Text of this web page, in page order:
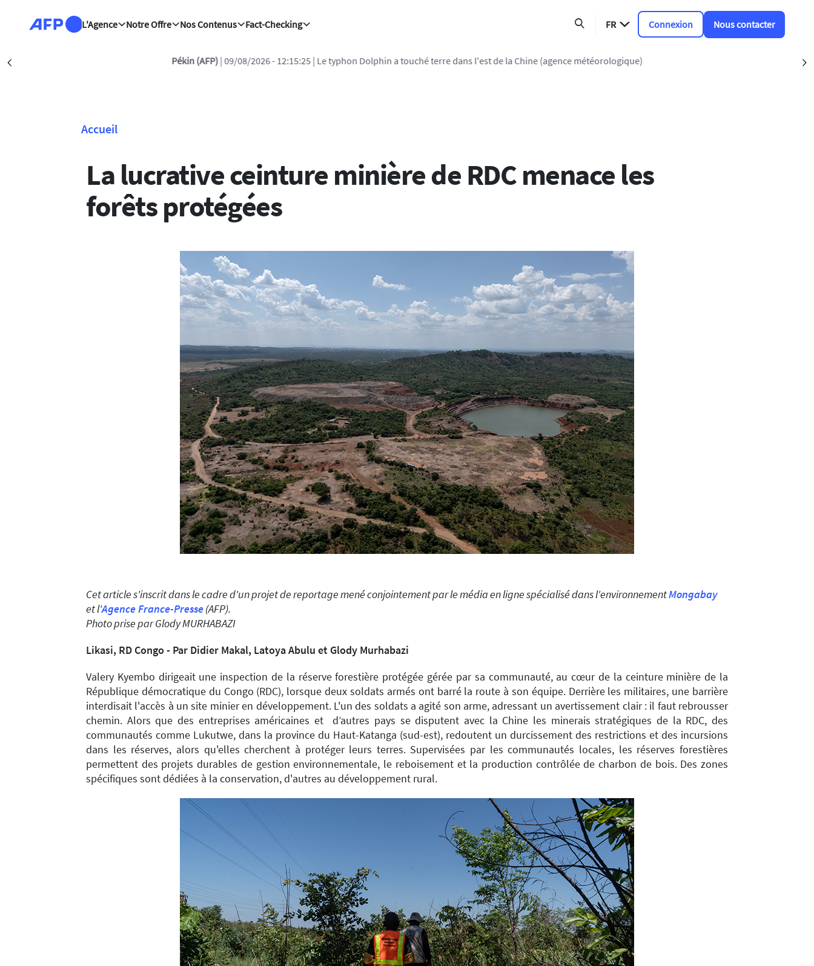
L'Agence
Notre Offre Nos Contenus Fact-Checking FR Connexion Nous contacter
Pékin (AFP) | 09/08/2026 - 12:15:25 | Le typhon Dolphin a touché terre dans l'est de la Chine (agence météorologique)
Fil d'Ariane
Accueil
La lucrative ceinture minière de RDC menace les
forêts protégées
Cet article s'inscrit dans le cadre d'un projet de reportage mené conjointement par le média en ligne spécialisé dans l'environnementMongabay
et l'Agence France-Presse(AFP).
Photo prise par Glody MURHABAZI
Likasi, RD Congo - Par Didier Makal, Latoya Abulu et Glody Murhabazi
Valery Kyembo dirigeait une inspection de la réserve forestière protégée gérée par sa communauté, au cœur de la ceinture minière de la
République démocratique du Congo (RDC), lorsque deux soldats armés ont barré la route à son équipe. Derrière les militaires, une barrière
interdisait l'accès à un site minier en développement. L'un des soldats a agité son arme, adressant un avertissement clair : il faut rebrousser
chemin. Alors que des entreprises américaines et d’autres pays se disputent avec la Chine les minerais stratégiques de la RDC, des
communautés comme Lukutwe, dans la province du Haut-Katanga (sud-est), redoutent un durcissement des restrictions et des incursions
dans les réserves, alors qu'elles cherchent à protéger leurs terres. Supervisées par les communautés locales, les réserves forestières
permettent des projets durables de gestion environnementale, le reboisement et la production contrôlée de charbon de bois. Des zones
spécifiques sont dédiées à la conservation, d'autres au développement rural.